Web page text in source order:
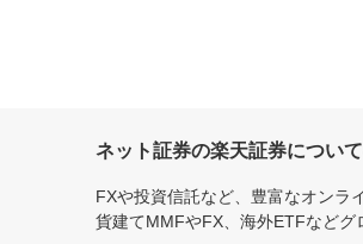
ネット証券の楽天証券につい
FXや投資信託など、豊富なオンラ
貨建てMMFやFX、海外ETFなどグ